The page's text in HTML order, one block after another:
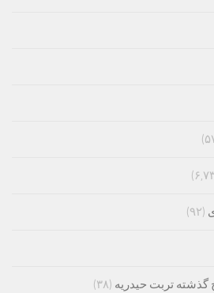
(۹۲)
گذشته تربت حیدریه (۳۸)